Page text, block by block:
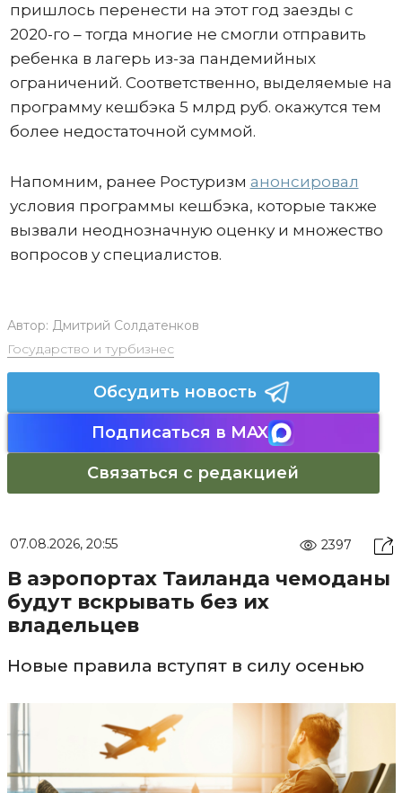
пришлось перенести на этот год заезды с
2020-го – тогда многие не смогли отправить
ребенка в лагерь из-за пандемийных
ограничений. Соответственно, выделяемые на
программу кешбэка 5 млрд руб. окажутся тем
более недостаточной суммой.
Напомним, ранее Ростуризм анонсировал
условия программы кешбэка, которые также
вызвали неоднозначную оценку и множество
вопросов у специалистов.
Автор: Дмитрий Солдатенков
Государство и турбизнес
Обсудить новость
Подписаться в MAX
Связаться с редакцией
07.08.2026, 20:55 2397
В аэропортах Таиланда чемоданы
будут вскрывать без их
владельцев
Новые правила вступят в силу осенью